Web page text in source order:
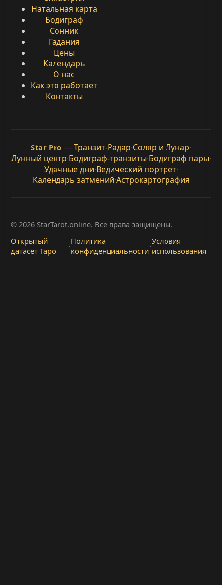
Натальная карта
Бодиграф
Сонник
Гадания
Цены
Календарь
О нас
Как это работает
Контакты
Star Pro — Транзит-Радар·Соляр и Лунар·
Лунный центр·Бодиграф-транзиты·Бодиграф пары·
Удачные дни·Ведический портрет·
Календарь затмений·Астрокартография
© 2026 StarTarot.online. Все права защищены.
Открытый
датасет Таро
·Политика
конфиденциальности·Условия
использования